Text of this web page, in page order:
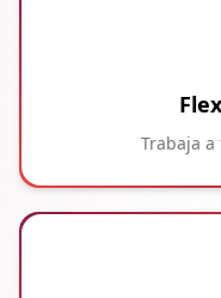
Trabaja